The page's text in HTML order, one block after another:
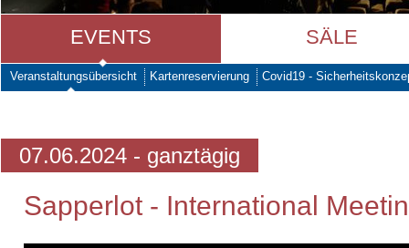
EVENTS SÄLE
Veranstaltungsübersicht Kartenreservierung Covid19 -
07.06.2024 - ganztägig
Sapperlot - International